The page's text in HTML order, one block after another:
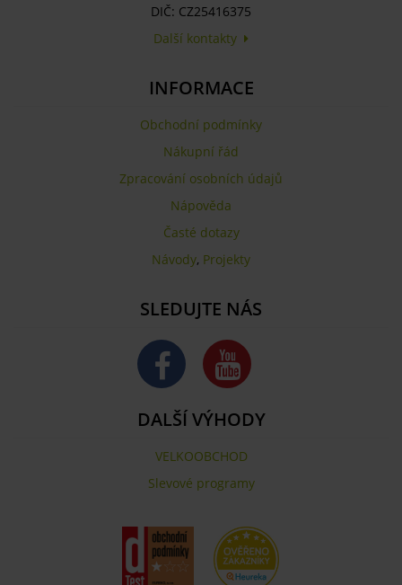
DIČ: CZ25416375
Další kontakty
INFORMACE
Obchodní podmínky
Nákupní řád
Zpracování osobních údajů
Nápověda
Časté dotazy
Návody, Projekty
SLEDUJTE NÁS
DALŠÍ VÝHODY
VELKOOBCHOD
Slevové programy